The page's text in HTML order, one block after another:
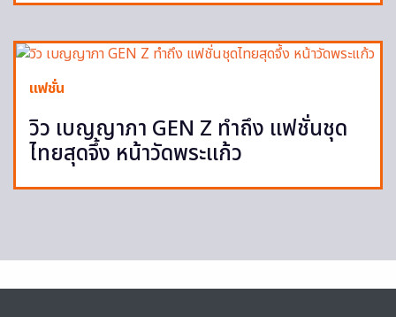
แฟชั่น
วิว เบญญาภา GEN Z ทำถึง แฟชั่นชุด
ไทยสุดจึ้ง หน้าวัดพระแก้ว